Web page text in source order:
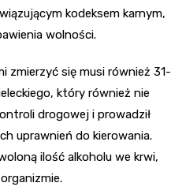
kodeksem karnym,
wolności.
zmierzyć się musi również 31-
który również nie
drogowej i prowadził
uprawnień do kierowania.
ilość alkoholu we krwi,